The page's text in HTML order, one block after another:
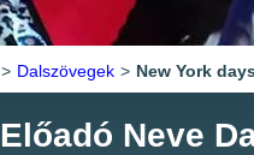
> Dalszövegek > New York
Előadó Neve